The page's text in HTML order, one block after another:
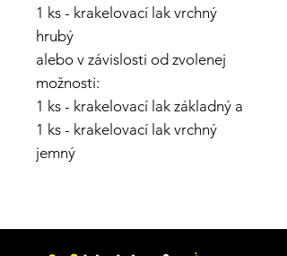
1 ks - krakelovací lak vrchný
hrubý
alebo v závislosti od zvolenej
možnosti:
1 ks - krakelovací lak základný a
1 ks - krakelovací lak vrchný
jemný